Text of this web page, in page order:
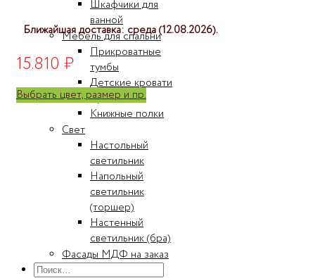
Шкафчики для
ванной
Мебель для спальни
Прикроватные
тумбы
Детские кровати
Кровати
Книжные полки
Свет
Настольный
светильник
Напольный
светильник
(торшер)
Настенный
светильник (бра)
Фасады МДФ на заказ
Искать:
Ближайшая доставка: среда (12.08.2026).
15.810 ₽
Выбрать цвет, размер и пр.